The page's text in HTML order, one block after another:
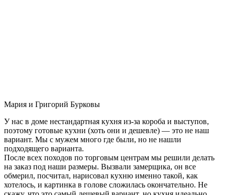
Мария и Григорий Бурковы
У нас в доме нестандартная кухня из-за короба и выступов,
поэтому готовые кухни (хоть они и дешевле) — это не наш
вариант. Мы с мужем много где были, но не нашли
подходящего варианта.
После всех походов по торговым центрам мы решили делать
на заказ под наши размеры. Вызвали замерщика, он все
обмерил, посчитал, нарисовал кухню именно такой, как
хотелось, и картинка в голове сложилась окончательно. Не